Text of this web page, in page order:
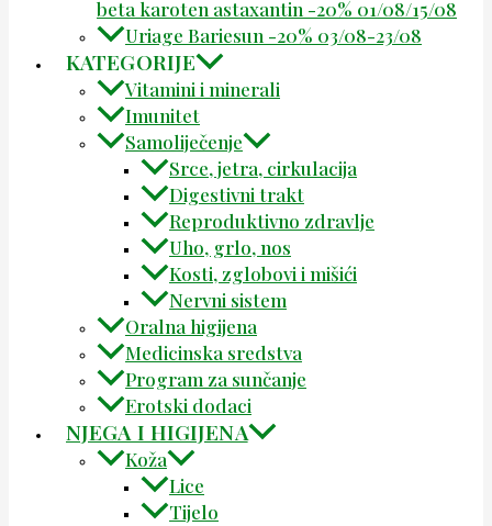
beta karoten astaxantin -20% 01/08/15/08
Uriage Bariesun -20% 03/08-23/08
KATEGORIJE
Vitamini i minerali
Imunitet
Samoliječenje
Srce, jetra, cirkulacija
Digestivni trakt
Reproduktivno zdravlje
Uho, grlo, nos
Kosti, zglobovi i mišići
Nervni sistem
Oralna higijena
Medicinska sredstva
Program za sunčanje
Erotski dodaci
NJEGA I HIGIJENA
Koža
Lice
Tijelo